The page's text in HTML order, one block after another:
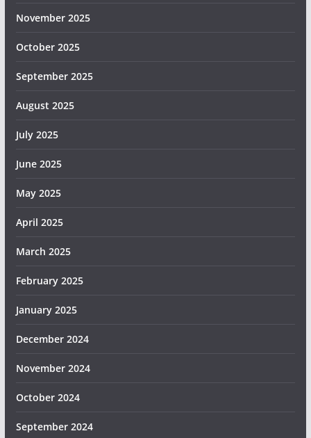
November 2025
October 2025
September 2025
August 2025
July 2025
June 2025
May 2025
April 2025
March 2025
February 2025
January 2025
December 2024
November 2024
October 2024
September 2024